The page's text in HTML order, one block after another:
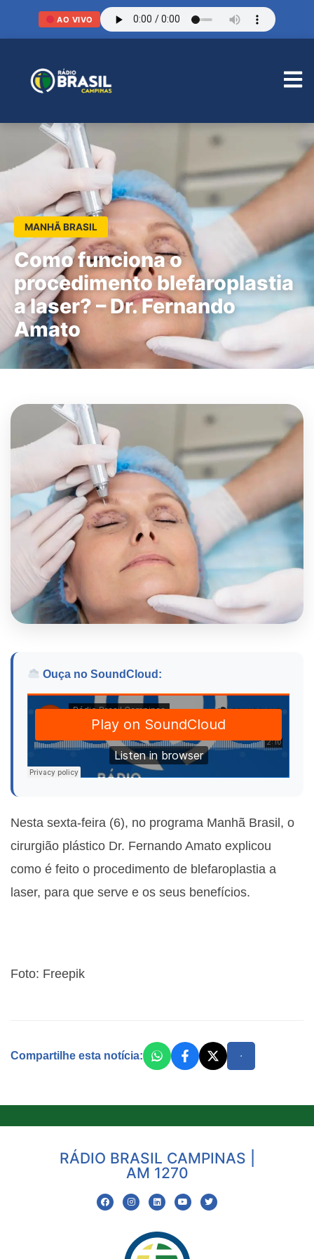
AO VIVO
MANHÃ BRASIL
Como funciona o
procedimento blefaroplastia
a laser? – Dr. Fernando
Amato
Ouça no SoundCloud:
Nesta sexta-feira (6), no programa Manhã Brasil, o
cirurgião plástico Dr. Fernando Amato explicou
como é feito o procedimento de blefaroplastia a
laser, para que serve e os seus benefícios.
Foto: Freepik
Compartilhe esta notícia:
RÁDIO BRASIL CAMPINAS |
AM 1270